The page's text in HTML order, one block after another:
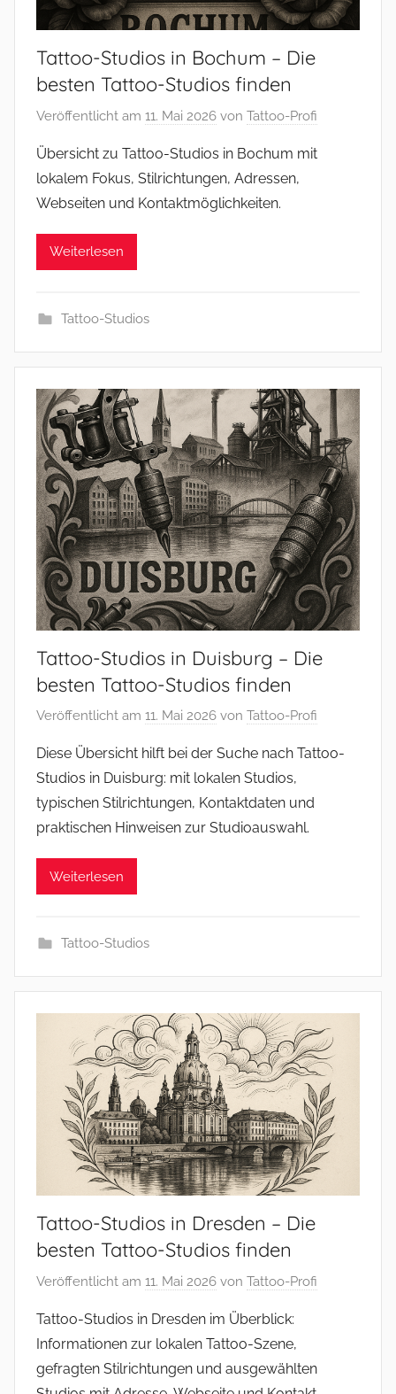
Tattoo-Studios in Bochum – Die
besten Tattoo-Studios finden
Veröffentlicht am 11. Mai 2026 von Tattoo-Profi
Übersicht zu Tattoo-Studios in Bochum mit
lokalem Fokus, Stilrichtungen, Adressen,
Webseiten und Kontaktmöglichkeiten.
Weiterlesen
Tattoo-Studios
Tattoo-Studios in Duisburg – Die
besten Tattoo-Studios finden
Veröffentlicht am 11. Mai 2026 von Tattoo-Profi
Diese Übersicht hilft bei der Suche nach Tattoo-
Studios in Duisburg: mit lokalen Studios,
typischen Stilrichtungen, Kontaktdaten und
praktischen Hinweisen zur Studioauswahl.
Weiterlesen
Tattoo-Studios
Tattoo-Studios in Dresden – Die
besten Tattoo-Studios finden
Veröffentlicht am 11. Mai 2026 von Tattoo-Profi
Tattoo-Studios in Dresden im Überblick:
Informationen zur lokalen Tattoo-Szene,
gefragten Stilrichtungen und ausgewählten